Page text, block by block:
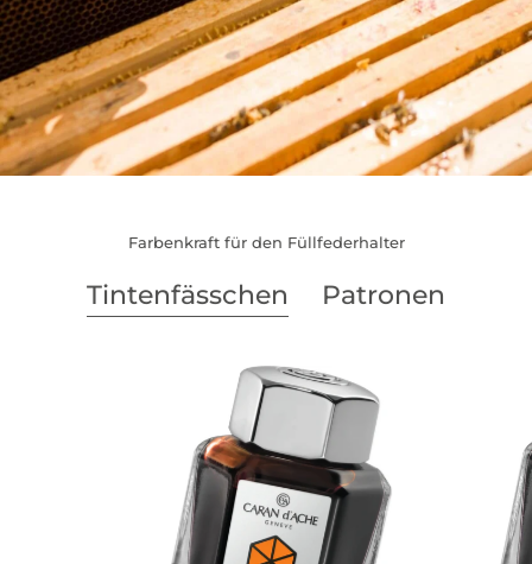
Farbenkraft für den Füllfederhalter
Tintenfässchen Patronen